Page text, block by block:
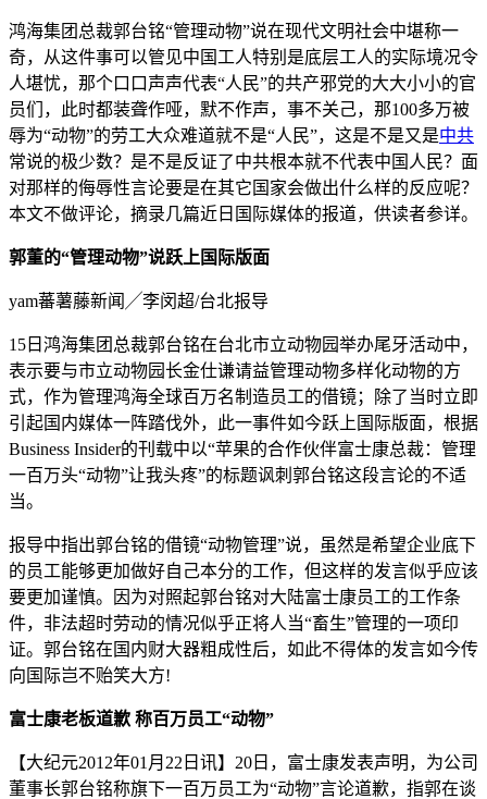
鸿海集团总裁郭台铭“管理动物”说在现代文明社会中堪称一
奇，从这件事可以管见中国工人特别是底层工人的实际境况令
人堪忧，那个口口声声代表“人民”的共产邪党的大大小小的官
员们，此时都装聋作哑，默不作声，事不关己，那100多万被
辱为“动物”的劳工大众难道就不是“人民”，这是不是又是中共
常说的极少数？是不是反证了中共根本就不代表中国人民？面
对那样的侮辱性言论要是在其它国家会做出什么样的反应呢？
本文不做评论，摘录几篇近日国际媒体的报道，供读者参详。
郭董的“管理动物”说跃上国际版面
yam蕃薯藤新闻╱李闵超/台北报导
15日鸿海集团总裁郭台铭在台北市立动物园举办尾牙活动中，
表示要与市立动物园长金仕谦请益管理动物多样化动物的方
式，作为管理鸿海全球百万名制造员工的借镜；除了当时立即
引起国内媒体一阵踏伐外，此一事件如今跃上国际版面，根据
Business Insider的刊载中以“苹果的合作伙伴富士康总裁：管理
一百万头“动物”让我头疼”的标题讽刺郭台铭这段言论的不适
当。
报导中指出郭台铭的借镜“动物管理”说，虽然是希望企业底下
的员工能够更加做好自己本分的工作，但这样的发言似乎应该
要更加谨慎。因为对照起郭台铭对大陆富士康员工的工作条
件，非法超时劳动的情况似乎正将人当“畜生”管理的一项印
证。郭台铭在国内财大器粗成性后，如此不得体的发言如今传
向国际岂不贻笑大方!
富士康老板道歉 称百万员工“动物”
【大纪元2012年01月22日讯】20日，富士康发表声明，为公司
董事长郭台铭称旗下一百万员工为“动物”言论道歉，指郭在谈